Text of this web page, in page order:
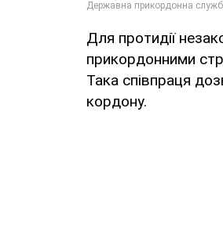
Для протидії
прикордонними
Така співпраця
кордону.